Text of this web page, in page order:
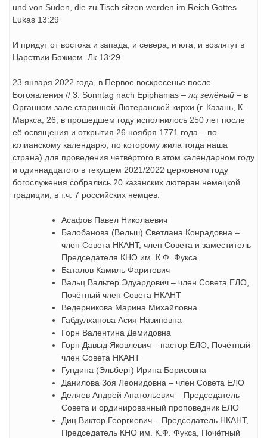
und von Süden, die zu Tisch sitzen werden im Reich Gottes.
Lukas 13:29
И придут от востока и запада, и севера, и юга, и возлягут в
Царствии Божием. Лк 13:29
23 января 2022 года, в Первое воскресенье после
Богоявления // 3. Sonntag nach Epiphanias – лц зелёный – в
Органном зале старинной Лютеранской кирхи (г. Казань, К.
Маркса, 26; в прошедшем году исполнилось 250 лет после
её освящения и открытия 26 ноября 1771 года – по
юлианскому календарю, по которому жила тогда наша
страна) для проведения четвёртого в этом календарном году
и одиннадцатого в текущем 2021/2022 церковном году
богослужения собрались 20 казанских лютеран немецкой
традиции, в т.ч. 7 российских немцев:
Асафов Павел Николаевич
Балобанова (Вельш) Светлана Конрадовна –
член Совета НКАНТ, член Совета и заместитель
Председателя КНО им. К.Ф. Фукса
Баталов Камиль Фаритович
Вальц Вальтер Эдуардович – член Совета ЕЛО,
Почётный член Совета НКАНТ
Ведерникова Марина Михайловна
Габдулханова Асия Назиповна
Горн Валентина Демидовна
Горн Давыд Яковлевич – пастор ЕЛО, Почётный
член Совета НКАНТ
Гундина (Эльберг) Ирина Борисовна
Данилова Зоя Леонидовна – член Совета ЕЛО
Деляев Андрей Анатольевич – Председатель
Совета и ординированный проповедник ЕЛО
Диц Виктор Георгиевич – Председатель НКАНТ,
Председатель КНО им. К.Ф. Фукса, Почётный